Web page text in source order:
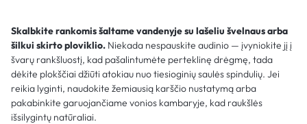
Skalbkite rankomis šaltame vandenyje su lašeliu švelnaus arba
šilkui skirto ploviklio. Niekada nespauskite audinio — įvyniokite jį į
švarų rankšluostį, kad pašalintumėte perteklinę drėgmę, tada
dėkite plokščiai džiūti atokiau nuo tiesioginių saulės spindulių. Jei
reikia lyginti, naudokite žemiausią karščio nustatymą arba
pakabinkite garuojančiame vonios kambaryje, kad raukšlės
išsilygintų natūraliai.